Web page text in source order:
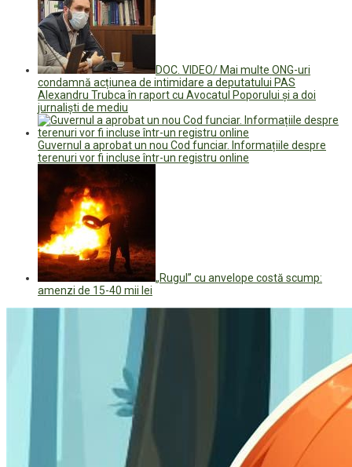
DOC. VIDEO/ Mai multe ONG-uri
condamnă acțiunea de intimidare a deputatului PAS
Alexandru Trubca în raport cu Avocatul Poporului și a doi
jurnaliști de mediu
Guvernul a aprobat un nou Cod funciar. Informațiile despre
terenuri vor fi incluse într-un registru online
„Rugul” cu anvelope costă scump:
amenzi de 15-40 mii lei